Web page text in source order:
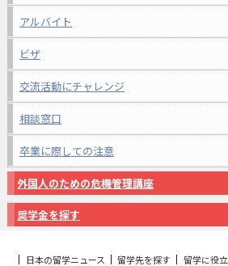
アルバイト
ビザ
交流活動にチャレンジ
相談窓口
卒業に際しての注意
外国人のための危機管理講座
奨学金を探す
日本の留学ニュース 留学先を探す 留学に役